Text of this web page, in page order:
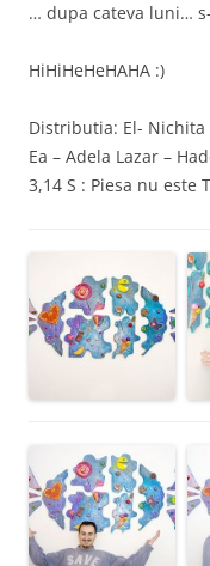
… dupa cateva luni… s-
HiHiHeHeHAHA :)
Distributia: El-
Ea – Adela Lazar –
3,14 S : Piesa nu este